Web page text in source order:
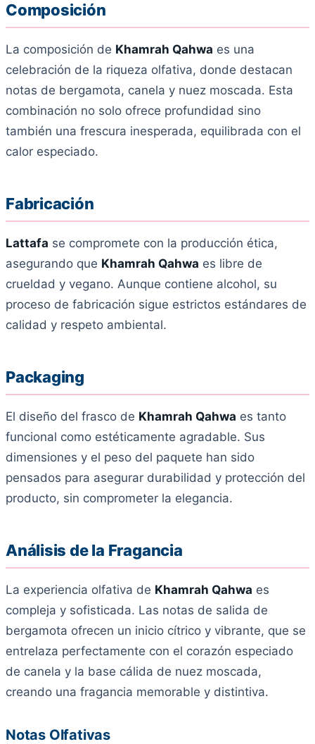
Composición
La composición de Khamrah Qahwa es una
celebración de la riqueza olfativa, donde destacan
notas de bergamota, canela y nuez moscada. Esta
combinación no solo ofrece profundidad sino
también una frescura inesperada, equilibrada con el
calor especiado.
Fabricación
Lattafa se compromete con la producción ética,
asegurando que Khamrah Qahwa es libre de
crueldad y vegano. Aunque contiene alcohol, su
proceso de fabricación sigue estrictos estándares de
calidad y respeto ambiental.
Packaging
El diseño del frasco de Khamrah Qahwa es tanto
funcional como estéticamente agradable. Sus
dimensiones y el peso del paquete han sido
pensados para asegurar durabilidad y protección del
producto, sin comprometer la elegancia.
Análisis de la Fragancia
La experiencia olfativa de Khamrah Qahwa es
compleja y sofisticada. Las notas de salida de
bergamota ofrecen un inicio cítrico y vibrante, que se
entrelaza perfectamente con el corazón especiado
de canela y la base cálida de nuez moscada,
creando una fragancia memorable y distintiva.
Notas Olfativas